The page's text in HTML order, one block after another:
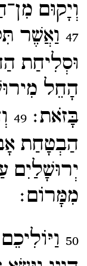
וְיָקוּם
47 וַאֲשֶׁר
וּסְלִיחַת
הָחֵל
בָּזֹאת׃49
הַבְטָחַת
יְרוּשָׁלַיִם
מִמָּרוֹם׃
50